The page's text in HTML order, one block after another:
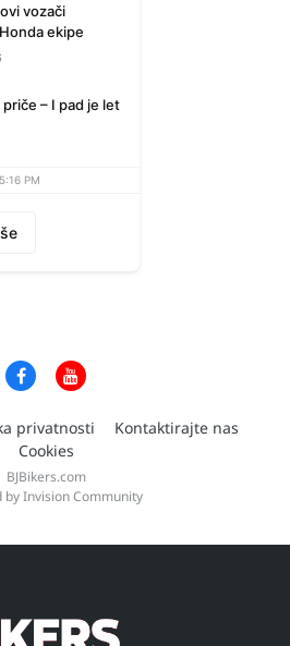
vozači
ekipe
– I pad je let
PM
privatnosti
Kontaktirajte nas
Cookies
BJBikers.com
by Invision Community